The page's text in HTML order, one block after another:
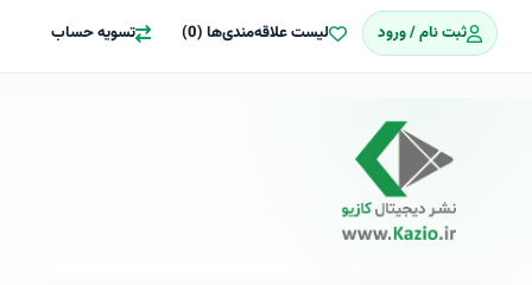
ثبت نام / ورود لیست علاقه‌مندی‌ها (0) تسویه حساب